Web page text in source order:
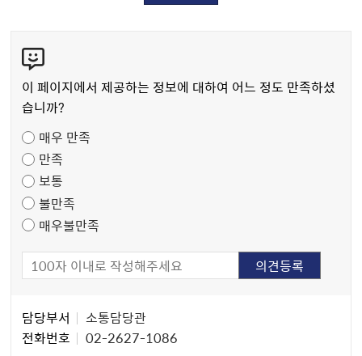
텐
츠
만
도
조
사
이 페이지에서 제공하는 정보에 대하여 어느 정도 만족하셨
습니까?
매우 만족
만족
보통
불만족
매우불만족
자
담당부서
소통담당관
전화번호
02-2627-1086